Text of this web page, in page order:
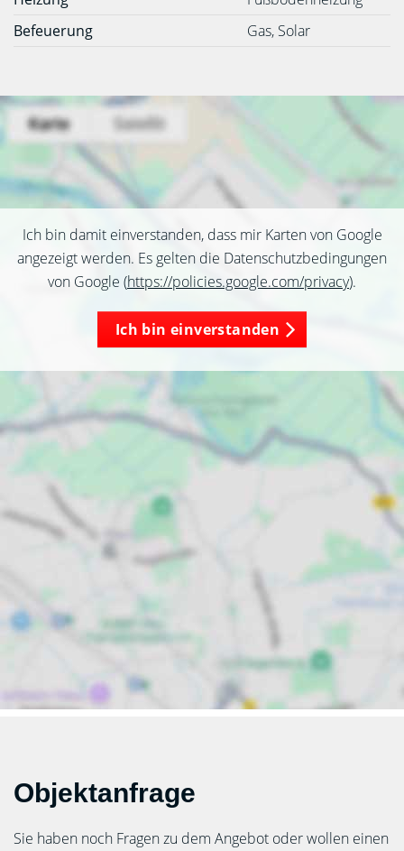
Befeuerung
Gas, Solar
Ich bin damit einverstanden, dass mir Karten von Google
angezeigt werden. Es gelten die Datenschutzbedingungen
von Google (https://policies.google.com/privacy).
Ich bin einverstanden
Objektanfrage
Sie haben noch Fragen zu dem Angebot oder wollen einen